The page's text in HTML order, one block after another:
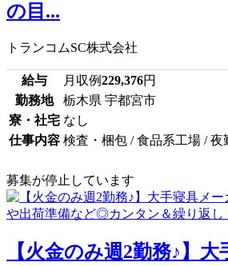
の目...
トランコムSC株式会社
給与 月収例229,376円
勤務地
栃木県 宇都宮市
寮・社宅 なし
仕事内容 検査・梱包 / 食品系工場 / 夜
募集が停止しています
【火金のみ週2勤務♪】